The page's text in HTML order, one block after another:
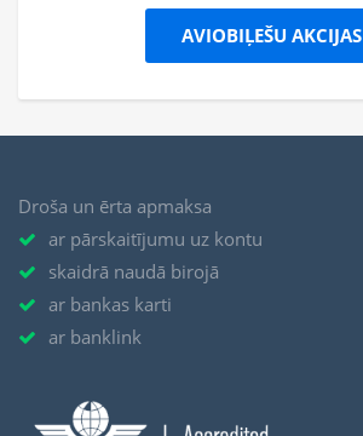
AVIOBIĻEŠU AKCIJAS
Droša un ērta apmaksa
ar pārskaitījumu uz kontu
skaidrā naudā birojā
ar bankas karti
ar banklink